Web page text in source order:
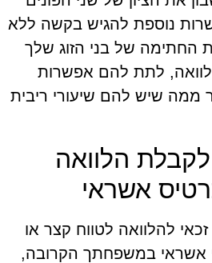
נוספת להגיש בקשה ללא
החתימה של בני הזוג שלך
לתת להם אפשרות
ממה שיש להם שיעורי ריבית
הלוואה
אשראי
להלוואה לטווח קצר או
אשראי במשפחתך הקרובה,